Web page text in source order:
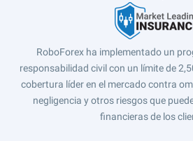
RoboForex ha implementado un
responsabilidad civil con un límite de
cobertura líder en el mercado contra
negligencia y otros riesgos que
financieras de los